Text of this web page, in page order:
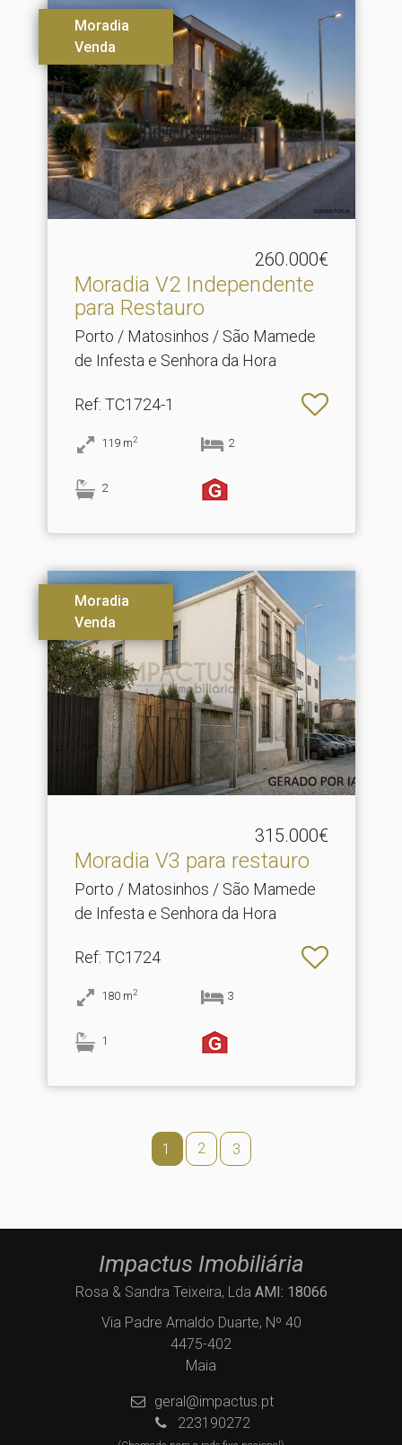
Moradia
Venda
260.000€
Moradia V2 Independente
para Restauro
Porto / Matosinhos / São Mamede
de Infesta e Senhora da Hora
Ref: TC1724-1
119 m2 2
2
Moradia
Venda
315.000€
Moradia V3 para restauro
Porto / Matosinhos / São Mamede
de Infesta e Senhora da Hora
Ref: TC1724
180 m2 3
1
1 2 3
Impactus Imobiliária
Rosa & Sandra Teixeira, Lda AMI: 18066
Via Padre Arnaldo Duarte, Nº 40
4475-402
Maia
geral@impactus.pt
223190272